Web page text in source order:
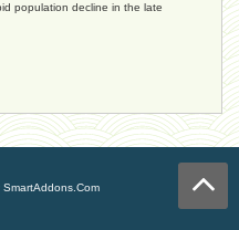
*population decline in the late
SmartAddons.Com